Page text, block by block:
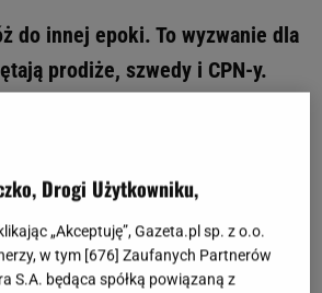
do innej epoki. To wyzwanie dla
prodiże, szwedy i CPN-y.
mają szansę na okrągły
Myślisz, że dasz sobie radę?
Drogi Użytkowniku,
„Akceptuję”, Gazeta.pl sp. z o.o.
w tym [676] Zaufanych Partnerów
S.A. będąca spółką powiązaną z